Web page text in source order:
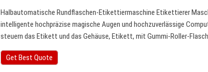
Halbautomatische Rundflaschen-Etikettiermaschine Etikettierer
intelligente hochpräzise magische Augen und hochzuverlässige
steuern das Etikett und das Gehäuse, Etikett, mit Gummi-Roller-
Get Best Quote